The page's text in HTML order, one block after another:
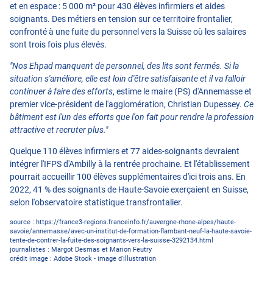
et en espace : 5 000 m² pour 430 élèves infirmiers et aides
soignants. Des métiers en tension sur ce territoire frontalier,
confronté à une fuite du personnel vers la Suisse où les salaires
sont trois fois plus élevés.
"Nos Ehpad manquent de personnel, des lits sont fermés. Si la
situation s'améliore, elle est loin d'être satisfaisante et il va falloir
continuer à faire des efforts, estime le maire (PS) d'Annemasse et
premier vice-président de l'agglomération, Christian Dupessey. Ce
bâtiment est l'un des efforts que l'on fait pour rendre la profession
attractive et recruter plus."
Quelque 110 élèves infirmiers et 77 aides-soignants devraient
intégrer l'IFPS d'Ambilly à la rentrée prochaine. Et l'établissement
pourrait accueillir 100 élèves supplémentaires d'ici trois ans. En
2022, 41 % des soignants de Haute-Savoie exerçaient en Suisse,
selon l'observatoire statistique transfrontalier.
source : https://france3-regions.franceinfo.fr/auvergne-rhone-alpes/haute-
savoie/annemasse/avec-un-institut-de-formation-flambant-neuf-la-haute-savoie-
tente-de-contrer-la-fuite-des-soignants-vers-la-suisse-3292134.html
journalistes : Margot Desmas et Marion Feutry
crédit image : Adobe Stock - image d'illustration